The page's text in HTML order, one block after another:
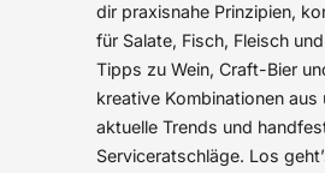
dir praxisnahe Prinzipien,
für Salate, Fisch, Fleisch
Tipps zu Wein, Craft-Bier
kreative Kombinationen aus
aktuelle Trends und
Serviceratschläge. Los